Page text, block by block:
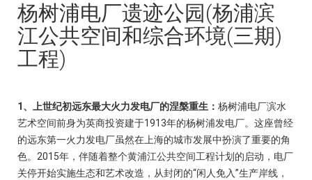
杨树浦电厂遗迹公园(杨浦滨
江公共空间和综合环境(三期)
工程)
1、上世纪初远东最大火力发电厂的涅槃重生： 杨树浦电厂滨水
艺术空间前身为英商投资建于1913年的杨树浦发电厂。这座曾经
的远东第一火力发电厂虽然在上海的城市发展中扮演了重要的角
色。2015年，伴随着整个黄浦江公共空间工程计划的启动，电厂
关停开始实施生态和艺术改造，从封闭的“闲人免入”生产岸线，